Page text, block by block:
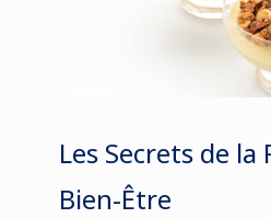
Les Secrets de la
Bien-Être